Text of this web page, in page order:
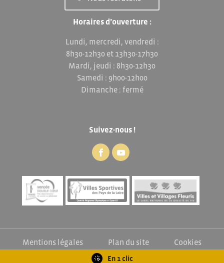
En 1 clic
Horaires d’ouverture :
Lundi, mercredi, vendredi :
8h30-12h30 et 13h30-17h30
Mardi, jeudi : 8h30-12h30
Samedi : 9h00-12h00
Dimanche : fermé
Suivez-nous !
Mentions légales Plan du site
Cookies
Exercez vos droits